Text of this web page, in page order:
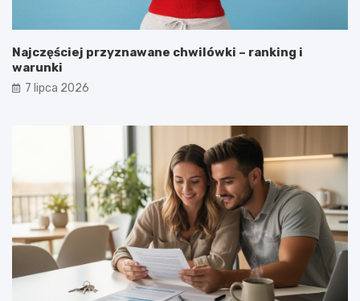
Najczęściej przyznawane chwilówki – ranking i
warunki
7 lipca 2026